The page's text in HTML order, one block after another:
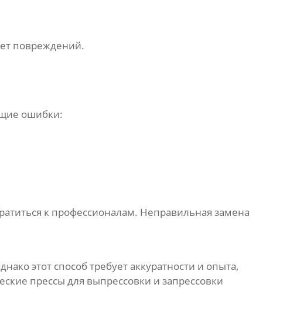
повреждений.
ошибки:
к профессионалам. Неправильная замена
этот способ требует аккуратности и опыта,
прессы для выпрессовки и запрессовки